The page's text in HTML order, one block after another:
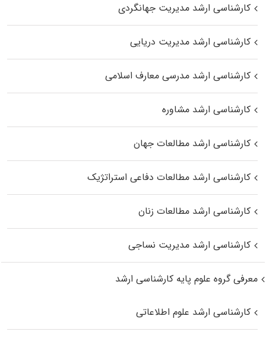
کارشناسی ارشد مدیریت جهانگردی
کارشناسی ارشد مدیریت دریایی
کارشناسی ارشد مدرسی معارف اسلامی
کارشناسی ارشد مشاوره
کارشناسی ارشد مطالعات جهان
کارشناسی ارشد مطالعات دفاعی استراتژیک
کارشناسی ارشد مطالعات زنان
کارشناسی ارشد مدیریت نساجی
معرفی گروه علوم پایه کارشناسی ارشد
کارشناسی ارشد علوم اطلاعاتی